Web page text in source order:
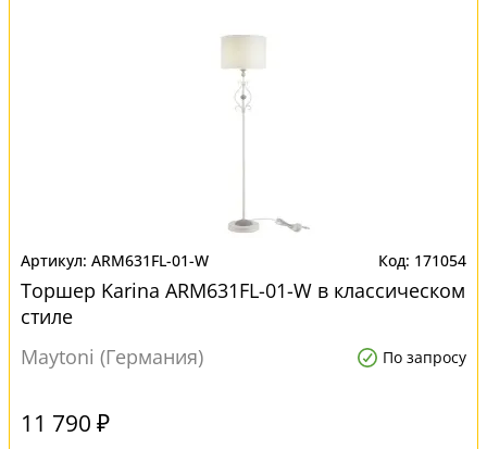
ARM631FL-01-W 171054
Торшер Karina ARM631FL-01-W в классическом
стиле
Maytoni (Германия)
По запросу
11 790 ₽